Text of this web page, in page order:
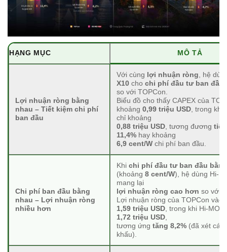
HẠNG MỤC MÔ TẢ
Lợi nhuận ròng bằng
nhau – Tiết kiệm chi phí
ban đầu
Với cùng lợi nhuận ròng, hệ
X10 cho chi phí đầu tư ban đầu
so với TOPCon.
Biểu đồ cho thấy CAPEX của
khoảng 0,99 triệu USD, trong khi
chỉ khoảng
0,88 triệu USD, tương đương tiết
11,4% hay khoảng
6,9 cent/W chi phí ban đầu.
Chi phí ban đầu bằng
nhau – Lợi nhuận ròng
nhiều hơn
Khi chi phí đầu tư ban đầu
(khoảng 8 cent/W), hệ dùng Hi-
mang lại
lợi nhuận ròng cao hơn so với
Lợi nhuận ròng của TOPCon vào
1,59 triệu USD, trong khi Hi-MO
1,72 triệu USD,
tương ứng tăng 8,2% (đã xét các
khấu).